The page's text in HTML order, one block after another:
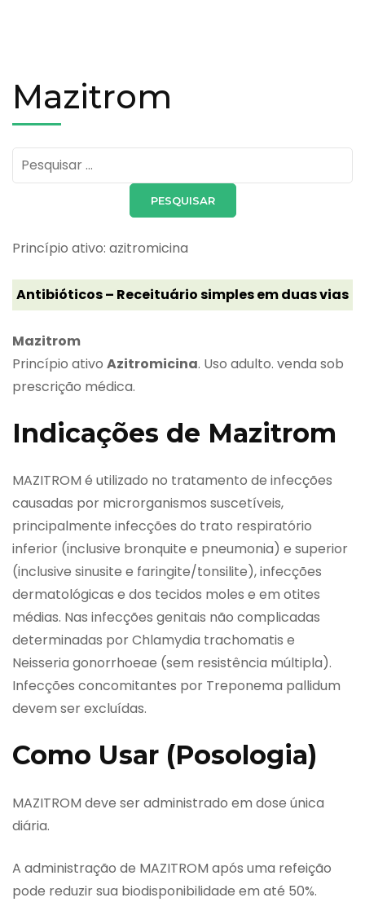
Mazitrom
Pesquisar
por:
Princípio ativo: azitromicina
Antibióticos – Receituário simples em duas vias
Mazitrom
Princípio ativo Azitromicina. Uso adulto. venda sob
prescrição médica.
Indicações de Mazitrom
MAZITROM é utilizado no tratamento de infecções
causadas por microrganismos suscetíveis,
principalmente infecções do trato respiratório
inferior (inclusive bronquite e pneumonia) e superior
(inclusive sinusite e faringite/tonsilite), infecções
dermatológicas e dos tecidos moles e em otites
médias. Nas infecções genitais não complicadas
determinadas por Chlamydia trachomatis e
Neisseria gonorrhoeae (sem resistência múltipla).
Infecções concomitantes por Treponema pallidum
devem ser excluídas.
Como Usar (Posologia)
MAZITROM deve ser administrado em dose única
diária.
A administração de MAZITROM após uma refeição
pode reduzir sua biodisponibilidade em até 50%.